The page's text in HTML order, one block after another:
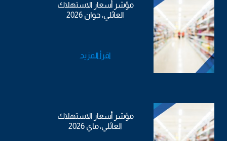
مؤشر أسعار الاستهلاك
العائلي، جوان 2026
اقرأ المزيد
مؤشر أسعار الاستهلاك
العائلي، ماي 2026